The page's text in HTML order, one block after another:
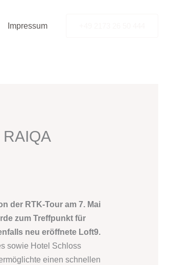
Impressum
der RTK-Tour am 7. Mai
zum Treffpunkt für
neu eröffnete Loft9.
sowie Hotel Schloss
einen schnellen